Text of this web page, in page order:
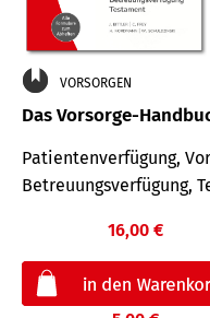
VORSORGEN
Das Vorsorge-
Patientenverfügung,
Betreuungsverfügung,
16,00 €